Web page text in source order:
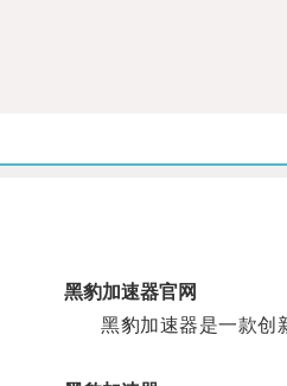
黑豹加速器官网
黑豹加速器是一款创新